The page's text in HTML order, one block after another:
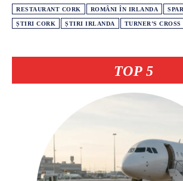
TOP 5
RESTAURANT CORK ROMÂNI ÎN IRLANDA
ȘTIRI CORK ȘTIRI IRLANDA TURNER’S CROSS